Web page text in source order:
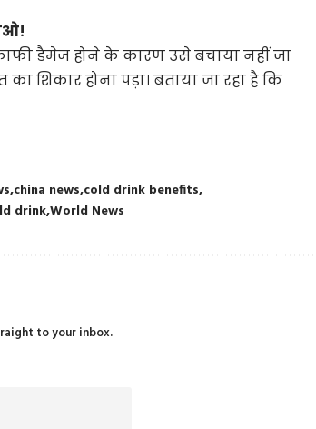
डैमेज होने के कारण उसे बचाया नहीं जा
शिकार होना पड़ा। बताया जा रहा है कि
china news cold drink benefits
drinkWorld News
to your inbox.